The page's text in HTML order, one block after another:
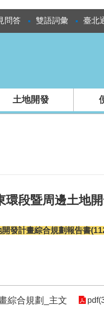
問答 雙語詞彙 臺北
土地開發
段暨周邊土地
發計畫綜合規劃報告書
綜合規劃_主文